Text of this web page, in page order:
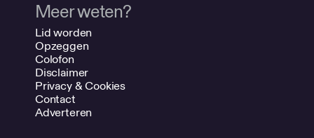
Meer weten?
Lid worden
Opzeggen
Colofon
Disclaimer
Privacy & Cookies
Contact
Adverteren